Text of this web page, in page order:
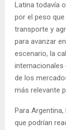
Latina todavía
por el peso
transporte y
para avanzar
escenario, la
internacionales
de los
más relevante
Para
que podrían